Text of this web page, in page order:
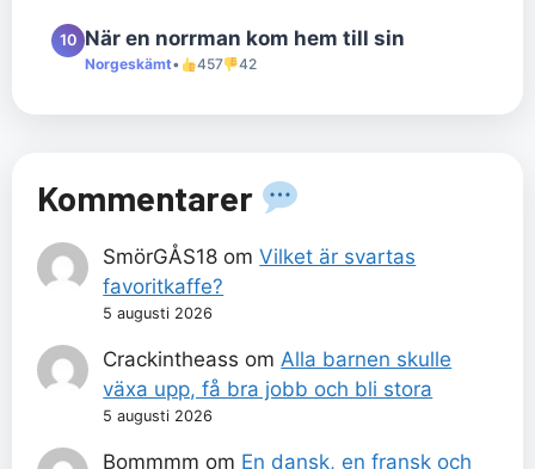
10 När en norrman kom hem till sin
Norgeskämt• 457 42
Kommentarer
SmörGÅS18 omVilket är svartas
favoritkaffe?
5 augusti 2026
Crackintheass om Alla barnen skulle
växa upp, få bra jobb och bli stora
5 augusti 2026
Bommmm om En dansk, en fransk och